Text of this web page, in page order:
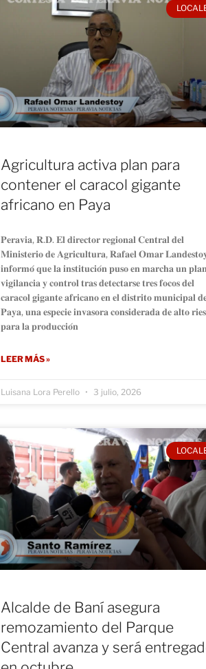
Agricultura activa plan para
contener el caracol gigante
africano en Paya
𝐏𝐞𝐫𝐚𝐯𝐢𝐚, 𝐑.𝐃. 𝐄𝐥 𝐝𝐢𝐫𝐞𝐜𝐭𝐨𝐫 𝐫𝐞𝐠𝐢𝐨𝐧𝐚𝐥 𝐂𝐞𝐧𝐭𝐫𝐚𝐥 𝐝𝐞𝐥
𝐌𝐢𝐧𝐢𝐬𝐭𝐞𝐫𝐢𝐨 𝐝𝐞 𝐀𝐠𝐫𝐢𝐜𝐮𝐥𝐭𝐮𝐫𝐚, 𝐑𝐚𝐟𝐚𝐞𝐥 𝐎𝐦𝐚𝐫
𝐢𝐧𝐟𝐨𝐫𝐦𝐨́ 𝐪𝐮𝐞 𝐥𝐚 𝐢𝐧𝐬𝐭𝐢𝐭𝐮𝐜𝐢𝐨́𝐧 𝐩𝐮𝐬𝐨 𝐞𝐧 𝐦𝐚𝐫𝐜𝐡𝐚 𝐮𝐧
𝐯𝐢𝐠𝐢𝐥𝐚𝐧𝐜𝐢𝐚 𝐲 𝐜𝐨𝐧𝐭𝐫𝐨𝐥 𝐭𝐫𝐚𝐬 𝐝𝐞𝐭𝐞𝐜𝐭𝐚𝐫𝐬𝐞 𝐭𝐫𝐞𝐬 𝐟𝐨𝐜𝐨𝐬 𝐝𝐞𝐥
𝐜𝐚𝐫𝐚𝐜𝐨𝐥 𝐠𝐢𝐠𝐚𝐧𝐭𝐞 𝐚𝐟𝐫𝐢𝐜𝐚𝐧𝐨 𝐞𝐧 𝐞𝐥 𝐝𝐢𝐬𝐭𝐫𝐢𝐭𝐨 𝐦𝐮𝐧𝐢𝐜𝐢𝐩𝐚𝐥
𝐏𝐚𝐲𝐚, 𝐮𝐧𝐚 𝐞𝐬𝐩𝐞𝐜𝐢𝐞 𝐢𝐧𝐯𝐚𝐬𝐨𝐫𝐚 𝐜𝐨𝐧𝐬𝐢𝐝𝐞𝐫𝐚𝐝𝐚 𝐝𝐞 𝐚𝐥𝐭𝐨
𝐩𝐚𝐫𝐚 𝐥𝐚 𝐩𝐫𝐨𝐝𝐮𝐜𝐜𝐢𝐨́𝐧
LEER MÁS »
Luisana Lora Perello 3 julio, 2026
Alcalde de Baní asegura
remozamiento del Parque
Central avanza y será